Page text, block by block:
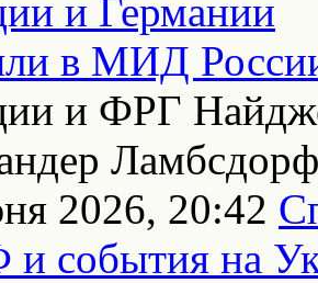
и ФРГ
2026, 20:42
события на